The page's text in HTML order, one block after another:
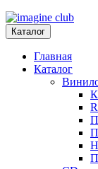
Каталог
Главная
Каталог